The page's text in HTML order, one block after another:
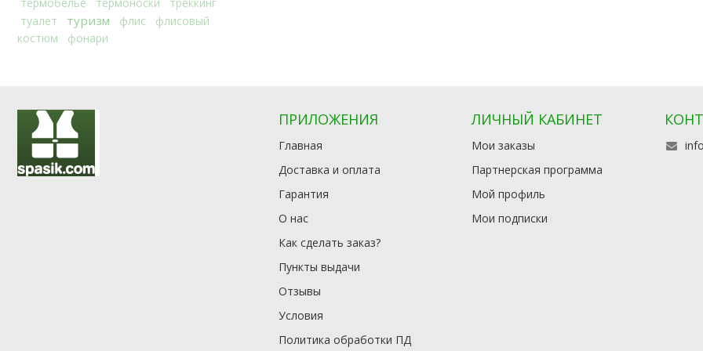
туалет
туризм флис
флисовый
костюм
фонари
ПРИЛОЖЕНИЯ
Главная
Доставка и оплата
Гарантия
О нас
Как сделать заказ?
Пункты выдачи
Отзывы
Условия
Политика обработки ПД
ЛИЧНЫЙ КАБИНЕТ
Мои заказы
Партнерская программа
Мой профиль
Мои подписки